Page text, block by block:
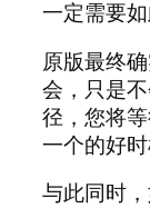
一定需要如
原版最终
会，只是
径，您将
一个的好时
与此同时